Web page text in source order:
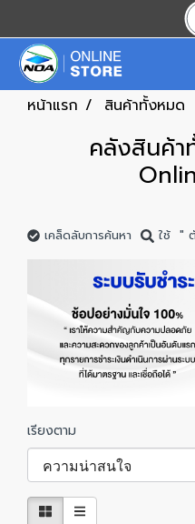
หน้าแรก สินค้าทั้งหมด
คลังสินค้
เคล็ดลับการค้นหา ใช้ "
เรียงตาม